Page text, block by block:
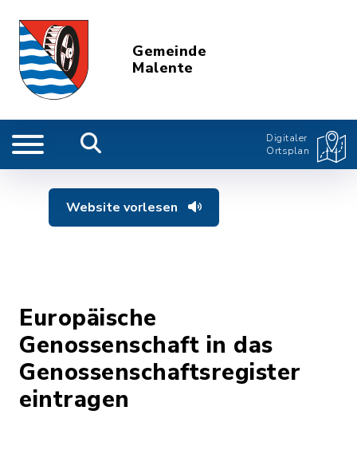
Gemeinde
Malente
Digitaler
Ortsplan
Website vorlesen
Europäische
Genossenschaft in das
Genossenschaftsregister
eintragen